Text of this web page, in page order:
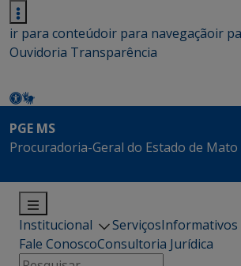
ir para conteúdoir para navegaçãoir
Ouvidoria Transparência
PGE MS
Procuradoria-Geral do Estado de Mato
Institucional ServiçosInformativos
Fale ConoscoConsultoria Jurídica
Pesquisar